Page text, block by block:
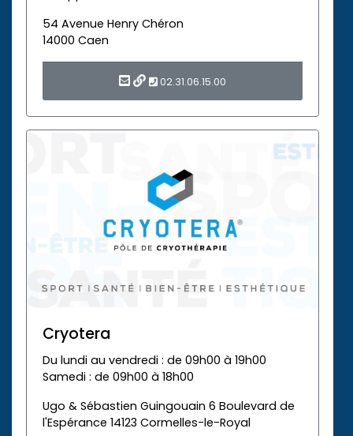
54 Avenue Henry Chéron
14000 Caen
02.31.06.15.00
Cryotera
Du lundi au vendredi : de 09h00 à 19h00
Samedi : de 09h00 à 18h00
Ugo & Sébastien Guingouain 6 Boulevard de
l'Espérance 14123 Cormelles-le-Royal